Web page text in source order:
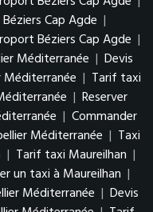
Cap Agde |
Béziers Cap Agde |
Méditerranée | Devis
| Tarif taxi
| Reserver
| Commander
Méditerranée | Taxi
| Tarif taxi Maureilhan |
un taxi à Maureilhan |
Méditerranée | Devis